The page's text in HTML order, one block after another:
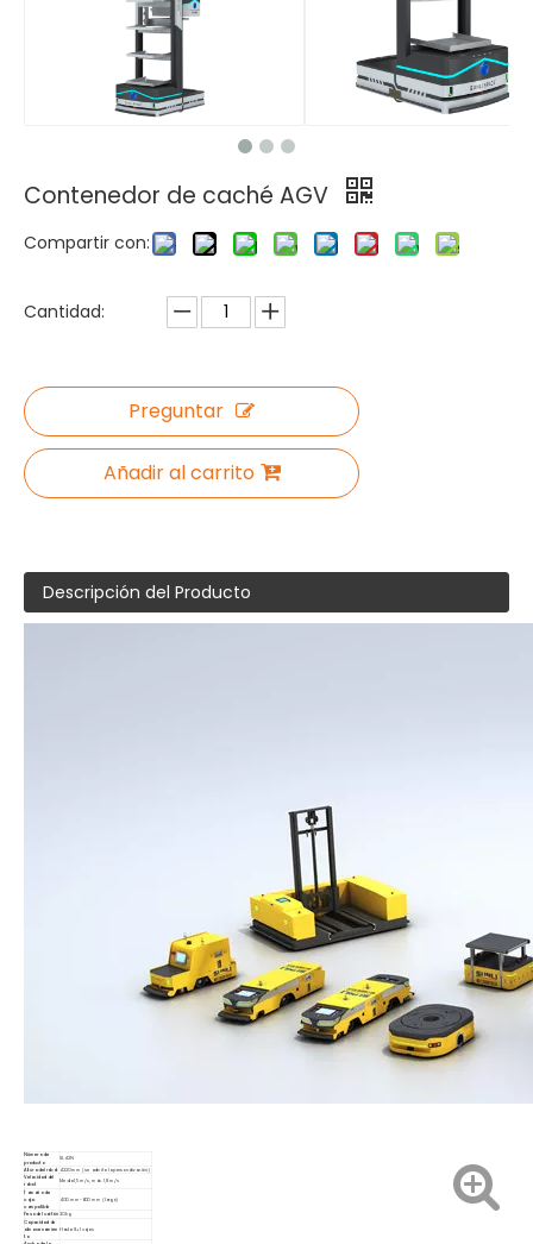
Contenedor de caché AGV
Compartir con:
Cantidad:
Preguntar
Añadir al carrito
Descripción del Producto
Número de
producto
SL42N
Altura del robot 4220 mm (se admite la personalización)
Velocidad del
robot
Media 1,5 m/s, máx. 1,8 m/s
Tamaño de
caja
compatible
400 mm-600 mm (largo)
Peso del cartón 30kg
Capacidad de
almacenamien
to
Hasta 8+1 cajas